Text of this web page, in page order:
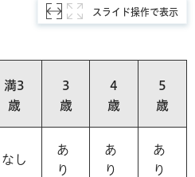
スライド操作で表示
満3
歳
3
歳
4
歳
5
歳
なし
あ
り
あ
り
あ
り